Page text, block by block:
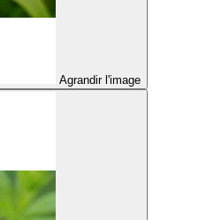
Agrandir l'image